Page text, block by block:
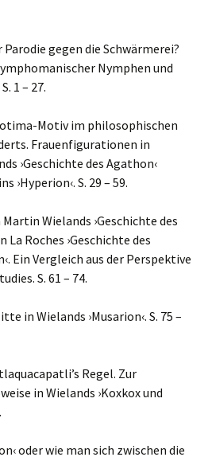
gegen die Schwärmerei?
Nymphen und
1 – 27.
Motiv im philosophischen
Frauenfigurationen in
›Geschichte des Agathon‹
›Hyperion‹. S. 29 – 59.
Wielands ›Geschichte des
La Roches ›Geschichte des
Ein Vergleich aus der Perspektive
S. 61 – 74.
in Wielands ›Musarion‹. S. 75 –
Regel. Zur
in Wielands ›Koxkox und
oder wie man sich zwischen die